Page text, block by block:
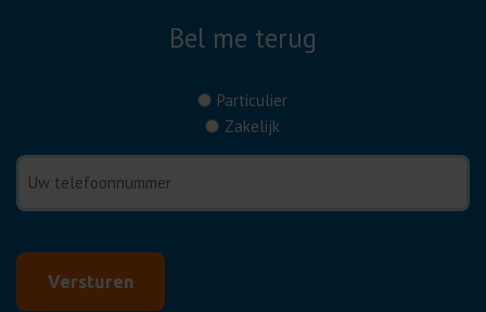
Bel me terug
(Vereist)
Particulier
Zakelijk